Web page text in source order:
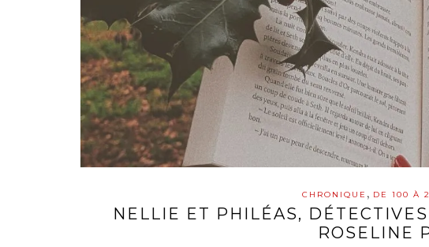
CHRONIQUE , DE 100 À
NELLIE ET PHILÉAS,
ROSELINE